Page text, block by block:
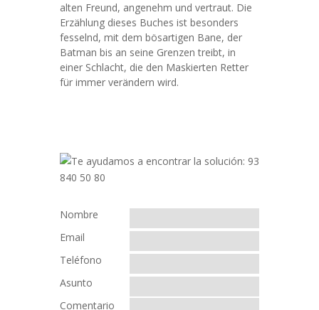
alten Freund, angenehm und vertraut. Die
Erzählung dieses Buches ist besonders
fesselnd, mit dem bösartigen Bane, der
Batman bis an seine Grenzen treibt, in
einer Schlacht, die den Maskierten Retter
für immer verändern wird.
Nombre
Email
Teléfono
Asunto
Comentario